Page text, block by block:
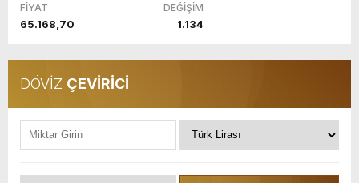
FİYAT DEĞİŞİM
65.168,70 1.134
DÖVİZ ÇEVİRİCİ